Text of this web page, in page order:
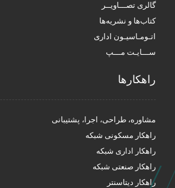
گالری تصـــاویــر
کتاب‌ها و نشریه‌ها
اتـومـاسیـون اداری
ســـایـت مـــپ
راهکار‌ها
مشاوره، طراحی، اجرا، پشتیبانی
راهکار مسکونی شبکه
راهکار اداری شبکه
راهکار صنعتی شبکه
راهکار دیتاسنتر